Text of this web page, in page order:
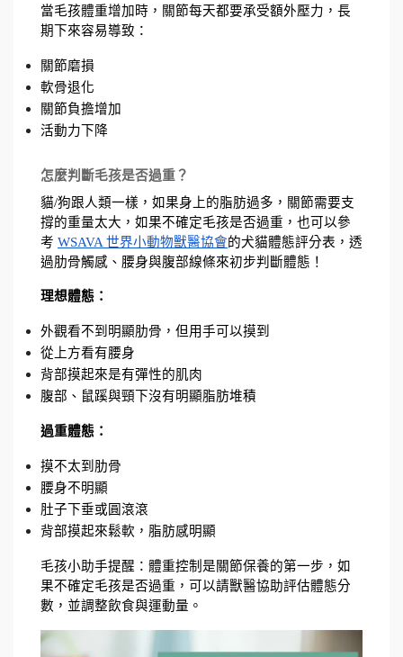
當毛孩體重增加時，關節每天都要承受額外壓力，長
期下來容易導致：
關節磨損
軟骨退化
關節負擔增加
活動力下降
怎麼判斷毛孩是否過重？
貓/狗跟人類一樣，如果身上的脂肪過多，關節需要支
撐的重量太大，如果不確定毛孩是否過重，也可以參
考 WSAVA 世界小動物獸醫協會的犬貓體態評分表，透
過肋骨觸感、腰身與腹部線條來初步判斷體態！
理想體態：
外觀看不到明顯肋骨，但用手可以摸到
從上方看有腰身
背部摸起來是有彈性的肌肉
腹部、鼠蹊與頸下沒有明顯脂肪堆積
過重體態：
摸不太到肋骨
腰身不明顯
肚子下垂或圓滾滾
背部摸起來鬆軟，脂肪感明顯
毛孩小助手提醒：體重控制是關節保養的第一步，如
果不確定毛孩是否過重，可以請獸醫協助評估體態分
數，並調整飲食與運動量。